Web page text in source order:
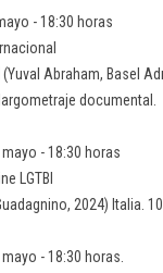
- 18:30 horas
(Yuval Abraham, Basel
documental.
- 18:30 horas
LGTBI
2024) Italia.
- 18:30 horas.